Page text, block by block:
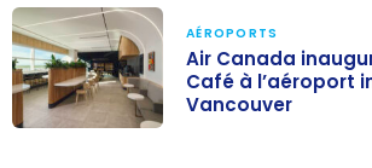
Air Canada à
Montréal et
Vancouver
(2026)
AÉROPORTS
Air Canada
Café à l’aéroport
Vancouver